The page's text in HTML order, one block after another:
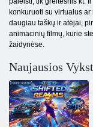
konkuruoti su virtualus
daugiau taškų ir atėjai,
animacinių filmų, kurie
žaidynėse.
Naujausios